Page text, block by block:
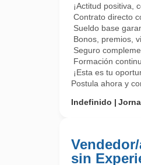
¡Actitud positiva,
Contrato directo
Sueldo base
Bonos, premios,
Seguro
Formación
¡Esta es tu
Postula ahora y
Indefinido
sin